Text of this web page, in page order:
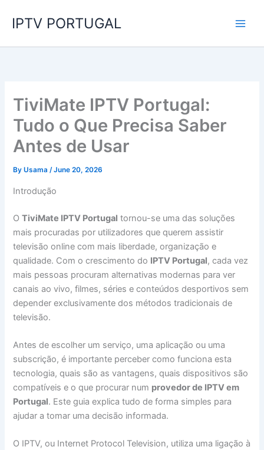
IPTV PORTUGAL
TiviMate IPTV Portugal:
Tudo o Que Precisa Saber
Antes de Usar
ByUsama/June 20, 2026
Introdução
OTiviMate IPTV Portugal tornou-se uma das soluções
mais procuradas por utilizadores que querem assistir
televisão online com mais liberdade, organização e
qualidade. Com o crescimento do IPTV Portugal, cada vez
mais pessoas procuram alternativas modernas para ver
canais ao vivo, filmes, séries e conteúdos desportivos sem
depender exclusivamente dos métodos tradicionais de
televisão.
Antes de escolher um serviço, uma aplicação ou uma
subscrição, é importante perceber como funciona esta
tecnologia, quais são as vantagens, quais dispositivos são
compatíveis e o que procurar num provedor de IPTV em
Portugal. Este guia explica tudo de forma simples para
ajudar a tomar uma decisão informada.
O IPTV, ou Internet Protocol Television, utiliza uma ligação à